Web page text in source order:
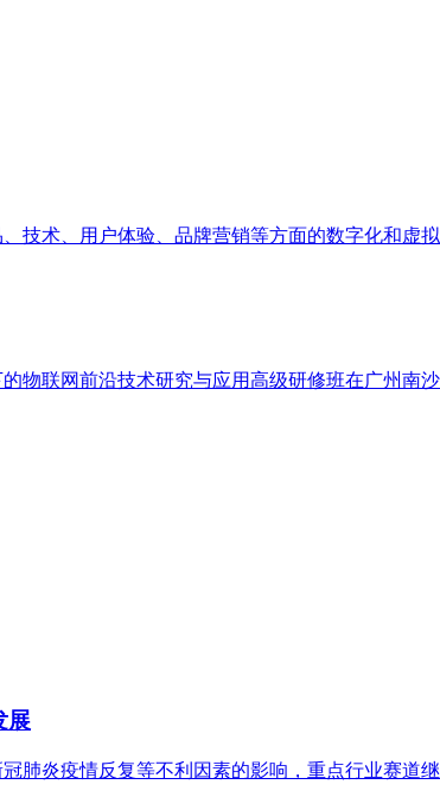
技术、用户体验、品牌营销等方面的数字化和虚
物联网前沿技术研究与应用高级研修班在广州南
展
肺炎疫情反复等不利因素的影响，重点行业赛道